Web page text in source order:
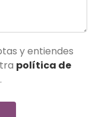
y entiendes
política de
.